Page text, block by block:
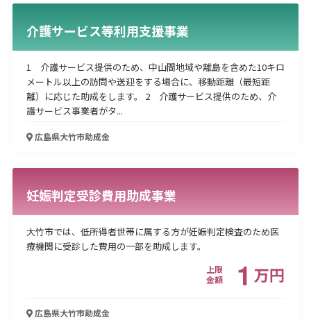
介護サービス等利用支援事業
1 介護サービス提供のため、中山間地域や離島を含めた10キロ
メートル以上の訪問や送迎をする場合に、移動距離（最短距
離）に応じた助成をします。 2 介護サービス提供のため、介
護サービス事業者がタ...
広島県大竹市助成金
妊娠判定受診費用助成事業
大竹市では、低所得者世帯に属する方が妊娠判定検査のため医
療機関に受診した費用の一部を助成します。
上限
金額
1 万円
広島県大竹市助成金